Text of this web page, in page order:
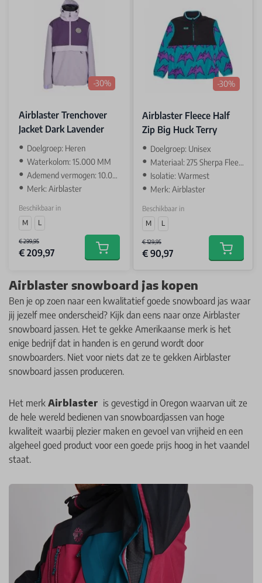
-30%
Airblaster Trenchover
Jacket Dark Lavender
Doelgroep: Heren
Waterkolom: 15.000 MM
Ademend vermogen: 10.000 GR
Merk: Airblaster
Beschikbaar in
M
L
€ 299,95
€ 209,97 Add to cart
-30%
Airblaster Fleece Half
Zip Big Huck Terry
Doelgroep: Unisex
Materiaal: 275 Sherpa Fleece
Isolatie: Warmest
Merk: Airblaster
Beschikbaar in
M
L
€ 129,95
€ 90,97 Add to
Airblaster snowboard jas kopen
Ben je op zoen naar een kwalitatief goede snowboard jas waar
jij jezelf mee onderscheid? Kijk dan eens naar onze Airblaster
snowboard jassen. Het te gekke Amerikaanse merk is het
enige bedrijf dat in handen is en gerund wordt door
snowboarders. Niet voor niets dat ze te gekken Airblaster
snowboard jassen produceren.
Het merk Airblaster is gevestigd in Oregon waarvan uit ze
de hele wereld bedienen van snowboardjassen van hoge
kwaliteit waarbij plezier maken en gevoel van vrijheid en een
algeheel goed product voor een goede prijs hoog in het vaandel
staat.